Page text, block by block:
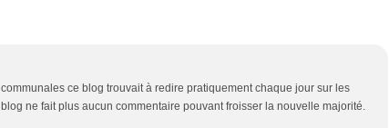
ce blog trouvait à redire pratiquement chaque jour sur les
ne fait plus aucun commentaire pouvant froisser la nouvelle majorité.